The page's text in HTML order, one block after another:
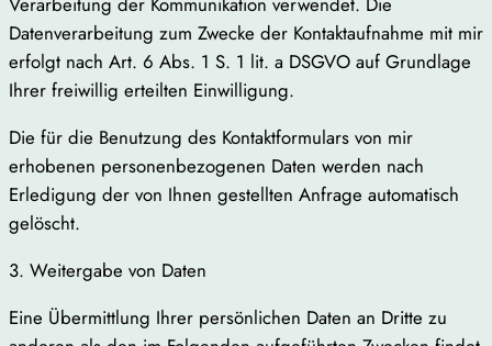
Datenverarbeitung zum Zwecke der Kontaktaufnahme mit mir
erfolgt nach Art. 6 Abs. 1 S. 1 lit. a DSGVO auf Grundlage
Ihrer freiwillig erteilten Einwilligung.
Die für die Benutzung des Kontaktformulars von mir
erhobenen personenbezogenen Daten werden nach
Erledigung der von Ihnen gestellten Anfrage automatisch
gelöscht.
3. Weitergabe von Daten
Eine Übermittlung Ihrer persönlichen Daten an Dritte zu